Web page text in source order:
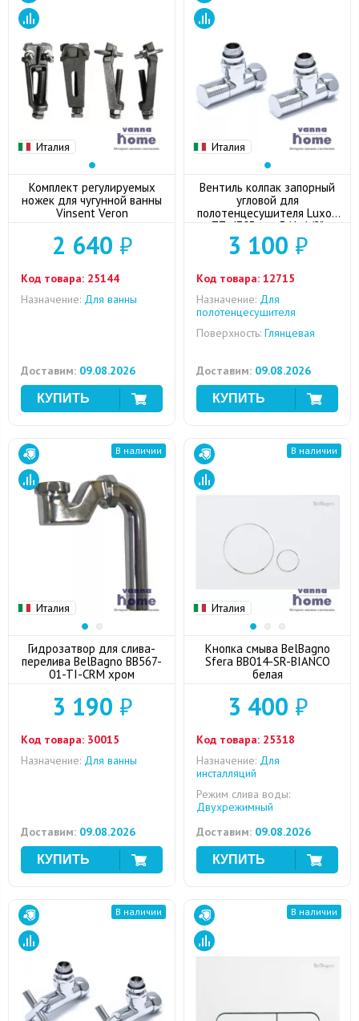
Италия
Комплект регулируемых
ножек для чугунной ванны
Vinsent Veron
2 640 ₽
Код товара: 25144
Назначение: Для ванны
Доставим: 09.08.2026
Италия
Вентиль колпак запорный
угловой для
полотенцесушителя Luxon
ZZ-4703 г-ш 3/4x1/2"
3 100 ₽
Код товара: 12715
Назначение: Для
полотенцесушителя
Поверхность: Глянцевая
Доставим: 09.08.2026
Италия
В наличии
Гидрозатвор для слива-
перелива BelBagno BB567-
01-TI-CRM хром
3 190 ₽
Код товара: 30015
Назначение: Для ванны
Доставим: 09.08.2026
Италия
В наличии
Кнопка смыва BelBagno
Sfera BB014-SR-BIANCO
белая
3 400 ₽
Код товара: 25318
Назначение: Для
инсталляций
Режим слива воды:
Двухрежимный
Доставим: 09.08.2026
В наличии В наличии